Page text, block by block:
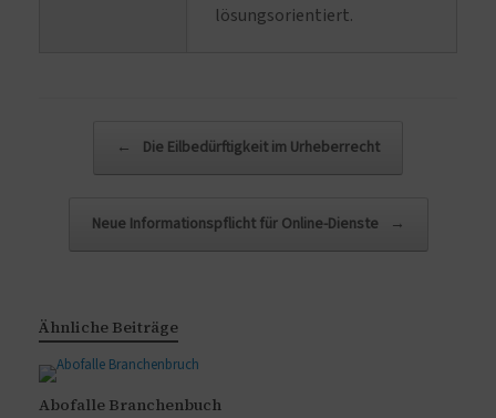
lösungsorientiert.
← Die Eilbedürftigkeit im Urheberrecht
Neue Informationspflicht für Online-Dienste →
Ähnliche Beiträge
Abofalle Branchenbuch